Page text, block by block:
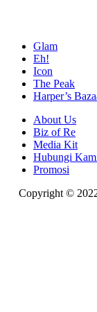
Glam
Eh!
Icon
The Peak
Harper’s
About Us
Biz of Re
Media Kit
Hubungi
Promosi
Copyright ©